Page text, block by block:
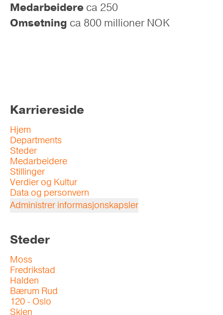
Medarbeidere ca 250
Omsetning ca 800 millioner NOK
Karriereside
Hjem
Departments
Steder
Medarbeidere
Stillinger
Verdier og Kultur
Data og personvern
Administrer informasjonskapsler
Steder
Moss
Fredrikstad
Halden
Bærum Rud
120 - Oslo
Skien